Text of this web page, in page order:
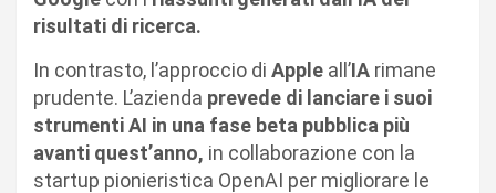
risultati di ricerca.
In contrasto, l’approccio di Apple all’IA rimane
prudente. L’azienda prevede di lanciare i suoi
strumenti AI in una fase beta pubblica più
avanti quest’anno, in collaborazione con la
startup pionieristica OpenAI per migliorare le